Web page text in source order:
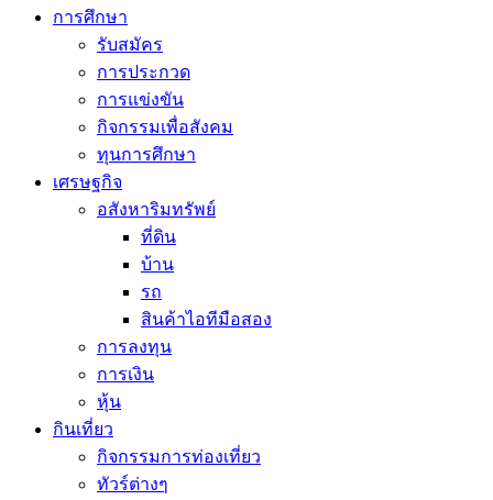
การศึกษา
รับสมัคร
การประกวด
การแข่งขัน
กิจกรรมเพื่อสังคม
ทุนการศึกษา
เศรษฐกิจ
อสังหาริมทรัพย์
ที่ดิน
บ้าน
รถ
สินค้าไอทีมือสอง
การลงทุน
การเงิน
หุ้น
กินเที่ยว
กิจกรรมการท่องเที่ยว
ทัวร์ต่างๆ